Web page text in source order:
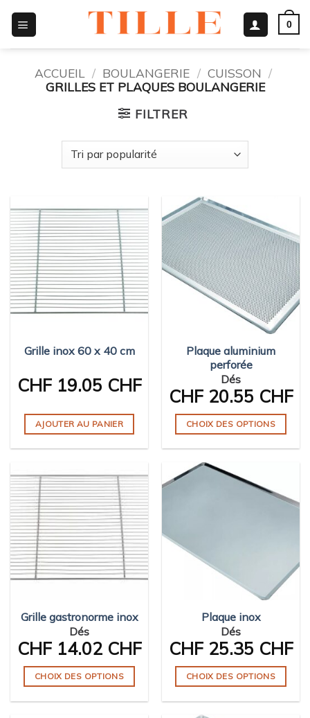
contenu
0
ACCUEIL / BOULANGERIE / CUISSON /
GRILLES ET PLAQUES BOULANGERIE
FILTRER
Grille inox 60 x 40 cm
CHF19.05 CHF
AJOUTER AU PANIER
Plaque aluminium
perforée
Dés
CHF20.55 CHF
CHOIX DES OPTIONS
a
plusieurs
choisies
la
page
du
produit
Grille gastronorme inox
Dés
CHF14.02 CHF
CHOIX DES OPTIONS
Plaque inox
Dés
CHF25.35 CHF
CHOIX DES OPTIONS